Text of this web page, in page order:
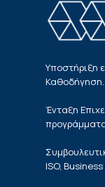
Υποστήριξη
Καθοδήγηση.
Ένταξη
ISO,